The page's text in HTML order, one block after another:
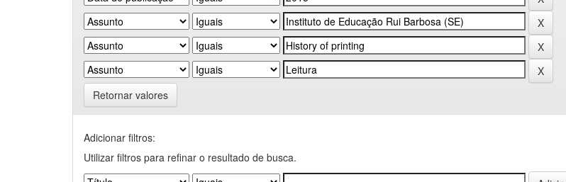
Retornar valores
Adicionar filtros:
Utilizar filtros para refinar o resultado de busca.